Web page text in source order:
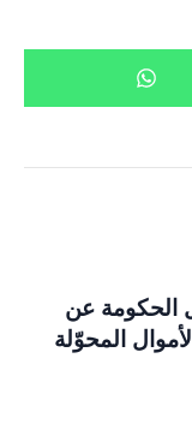
الحكومة عن
المحوّلة